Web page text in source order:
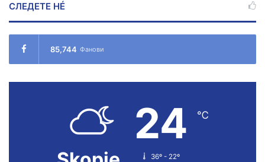
СЛЕДЕТЕ НÉ
85,744 Фанови
24 ℃
36º - 22º